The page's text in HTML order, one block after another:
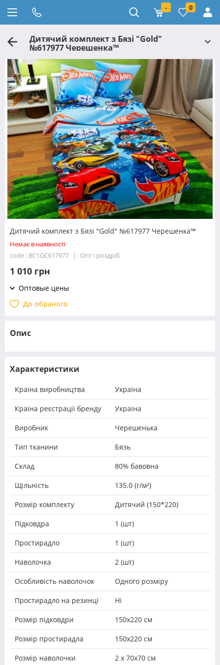
- 0
Дитячий комплект з Бязі "Gold"
№617977 Черешенка™
Дитячий комплект з Бязі "Gold" №617977 Черешенка™
Немає в наявності
code : BC1GC617977
Опт і роздріб
1 010 грн
Оптовые цены
До обраного
Опис
Характеристики
Країна виробництва Україна
Країна реєстрації бренду Україна
Виробник Черешенька
Тип тканини Бязь
Склад 80% бавовна
Щільність 135.0 (г/м²)
Розмір комплекту Дитячий (150*220)
Підковдра 1 (шт)
Простирадло 1 (шт)
Наволочка 2 (шт)
Особливість наволочок Одного розміру
Простирадло на резинці Ні
Розмір підковдри 150х220 см
Розмір простирадла 150х220 см
Розмір наволочки 2 х 70х70 см